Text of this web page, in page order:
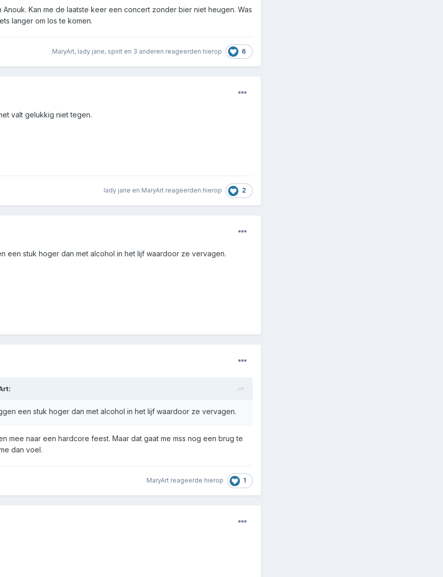
Kan me de laatste keer een concert zonder bier niet heugen. Was
langer om los te komen.
MaryArt, lady jane, spirit en 3 anderen reageerden hierop 6
valt gelukkig niet tegen.
lady jane en MaryArt reageerden hierop 2
een stuk hoger dan met alcohol in het lijf waardoor ze vervagen.
:
een stuk hoger dan met alcohol in het lijf waardoor ze vervagen.
mee naar een hardcore feest. Maar dat gaat me mss nog een brug te
dan voel.
MaryArt reageerde hierop 1